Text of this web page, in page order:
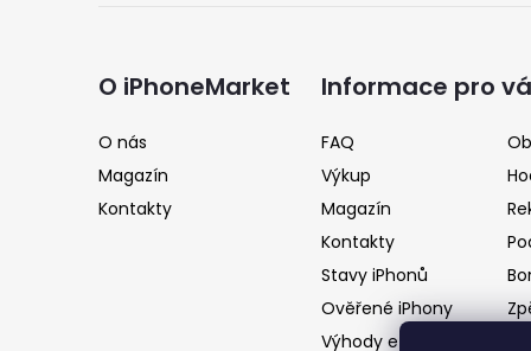
O iPhoneMarket
O nás
Magazín
Kontakty
Informace pro
FAQ
Výkup
Magazín
Kontakty
Stavy iPhonů
Ověřené iPhony
Výhody e-shopu